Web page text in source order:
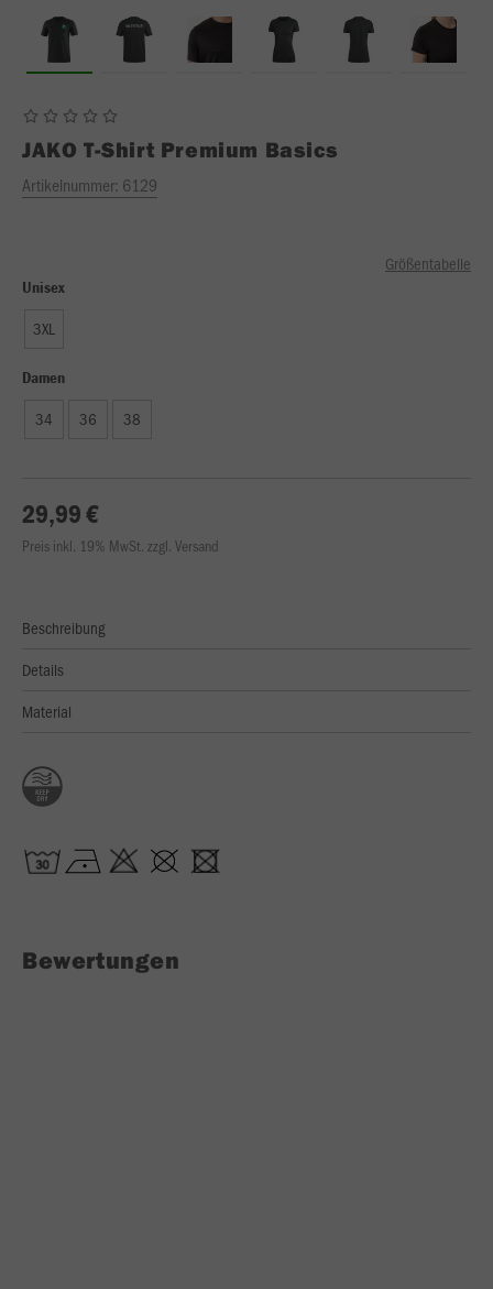
JAKO T-Shirt Premium Basics
Artikelnummer: 6129
Größentabelle
Unisex
3XL
Damen
34 36 38
29,99 €
Preis inkl. 19% MwSt. zzgl. Versand
Beschreibung
Details
Material
Bewertungen